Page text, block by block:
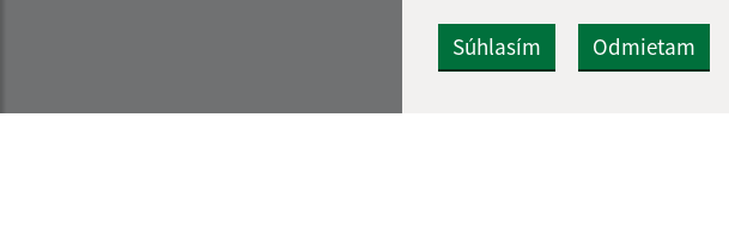
Súhlasím Odmietam